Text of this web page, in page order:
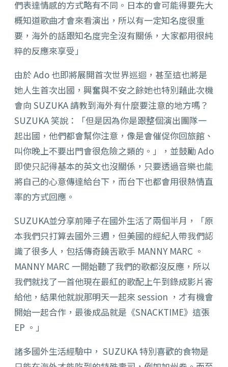
們表達情感的方式略有不同。日本的會可能得要先大
概知道歌曲才會來看演出，所以有一定知名度很重
要，海外的話跟知名度完全沒有關係，大家都用很純
粹的反應來享受」
由於 Ado 也即將展開首次世界巡迴，甚至這也將是
她人生首次出國，興奮與不安之餘她也特別藉此次機
會向 SUZUKA 請教到海外有什麼要注意的地方嗎？
SUZUKA 笑說：「但是因為你是跟整個演出團隊一
起出國，他們都會幫你注意，像是會催促你回旅館、
叫你晚上不要出門會很危險之類的。」，並鼓勵 Ado
即使只記得基本的英文也沒關係，只要透過音樂也能
將自己的心意傳達給台下，而台下也都會用很熱情直
率的方式回應。
SUZUKA並分享前陣子在國外生活了兩個半月，「原
本我們只打算去國外三週，但美國的經紀人帶我們認
識了很多人，包括傳奇饒舌歌手 MANNY MARC 。
MANNY MARC 一開始聽了我們的歌都沒反應，所以
我們就找了一首他現在最紅的歌配上午到錄成影片寄
給他，結果他就說那明天一起來 session ，才有機會
開始一起合作，最後成品就是《SNACKTIME》這張
EP 。」
諸多國外生活經驗中， SUZUKA 特別喜歡的食物是